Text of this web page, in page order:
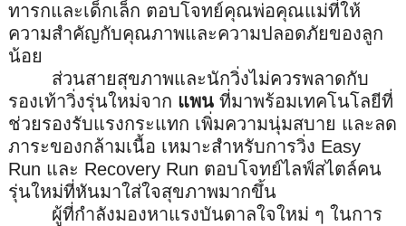
ทารกและเด็กเล็ก ตอบโจทย์คุณพ่อคุณแม่ที่ให้
ความสำคัญกับคุณภาพและความปลอดภัยของลูก
น้อย
ส่วนสายสุขภาพและนักวิ่งไม่ควรพลาดกับ
รองเท้าวิ่งรุ่นใหม่จาก แพนที่มาพร้อมเทคโนโลยีที่
ช่วยรองรับแรงกระแทก เพิ่มความนุ่มสบาย และลด
ภาระของกล้ามเนื้อ เหมาะสำหรับการวิ่ง Easy
Run และ Recovery Run ตอบโจทย์ไลฟ์สไตล์คน
รุ่นใหม่ที่หันมาใส่ใจสุขภาพมากขึ้น
ผู้ที่กำลังมองหาแรงบันดาลใจใหม่ ๆ ในการ